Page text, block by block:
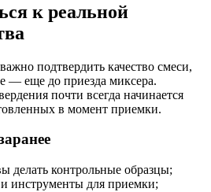
к реальной
подтвердить качество смеси,
— еще до приезда миксера.
почти всегда начинается
в момент приемки.
делать контрольные образцы;
инструменты для приемки;